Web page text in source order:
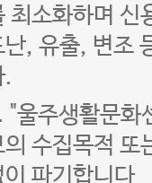
최소화하며 신
난, 유출, 변조
.
"울주생활문화
의 수집목적 또
이 파기합니다